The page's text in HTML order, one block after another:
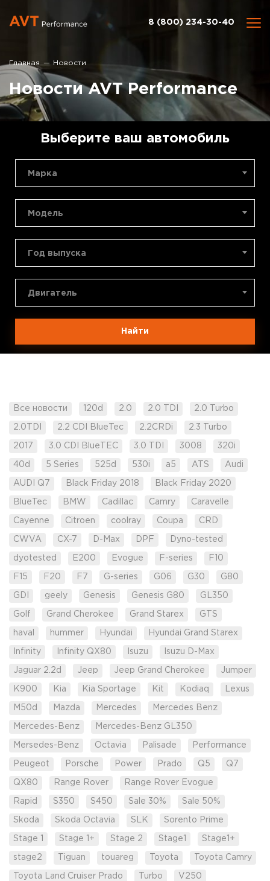
8 (800) 234-30-40
Главная Новости
Новости AVT Performance
Выберите ваш автомобиль
Марка
Модель
Год выпуска
Двигатель
Найти
Все новости 120d 2.0 2.0 TDI 2.0 Turbo
2.0TDI 2.2 CDI BlueTec 2.2CRDi 2.3 Turbo
2017 3.0 CDI BlueTEC 3.0 TDI 3008 320i
40d 5 Series 525d 530i a5 ATS Audi
AUDI Q7 Black Friday 2018 Black Friday 2020
BlueTec BMW Cadillac Camry Caravelle
Cayenne Citroen coolray Coupa CRD
CWVA CX-7 D-Max DPF Dyno-tested
dyotested E200 Evogue F-series F10
F15 F20 F7 G-series G06 G30 G80
GDI geely Genesis Genesis G80 GL350
Golf Grand Cherokee Grand Starex GTS
haval hummer Hyundai Hyundai Grand Starex
Infinity Infinity QX80 Isuzu Isuzu D-Max
Jaguar 2.2d Jeep Jeep Grand Cherokee Jumper
K900 Kia Kia Sportage Kit Kodiaq Lexus
M50d Mazda Mercedes Mercedes Benz
Mercedes-Benz Mercedes-Benz GL350
Mersedes-Benz Octavia Palisade Performance
Peugeot Porsche Power Prado Q5 Q7
QX80 Range Rover Range Rover Evogue
Rapid S350 S450 Sale 30% Sale 50%
Skoda Skoda Octavia SLK Sorento Prime
Stage 1 Stage 1+ Stage 2 Stage1 Stage1+
stage2 Tiguan touareg Toyota Toyota Camry
Toyota Land Cruiser Prado Turbo V250